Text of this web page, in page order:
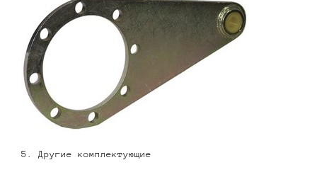
5. Другие комплектующие